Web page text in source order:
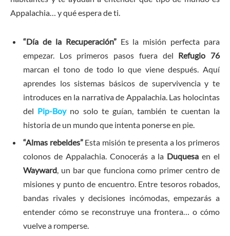
Appalachia… y qué espera de ti.
“Día de la Recuperación”Es la misión perfecta para
empezar. Los primeros pasos fuera del Refugio 76
marcan el tono de todo lo que viene después. Aquí
aprendes los sistemas básicos de supervivencia y te
introduces en la narrativa de Appalachia. Las holocintas
del Pip-Boyno solo te guían, también te cuentan la
historia de un mundo que intenta ponerse en pie.
“Almas rebeldes”Esta misión te presenta a los primeros
colonos de Appalachia. Conocerás a la Duquesa en el
Wayward, un bar que funciona como primer centro de
misiones y punto de encuentro. Entre tesoros robados,
bandas rivales y decisiones incómodas, empezarás a
entender cómo se reconstruye una frontera… o cómo
vuelve a romperse.